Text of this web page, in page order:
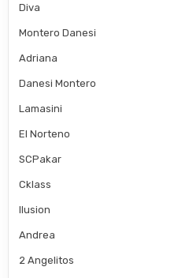
Diva
Montero Danesi
Adriana
Danesi Montero
Lamasini
El Norteno
SCPakar
Cklass
Ilusion
Andrea
2 Angelitos